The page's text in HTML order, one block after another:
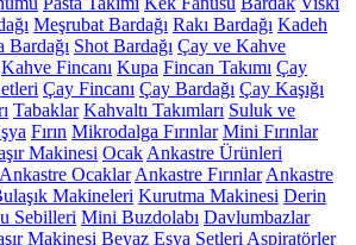
Meşrubat Bardağı Rakı Bardağı Kadeh
Bardağı Shot Bardağı Çay ve Kahve
Kahve Fincanı Kupa Fincan Takımı Çay
Çay Fincanı Çay Bardağı Çay Kaşığı
Tabaklar Kahvaltı Takımları Suluk ve
Fırın Mikrodalga Fırınlar Mini Fırınlar
Makinesi Ocak Ankastre Ürünleri
Ankastre Ocaklar Ankastre Fırınlar Ankastre
Makineleri Kurutma Makinesi Derin
Sebilleri Mini Buzdolabı Davlumbazlar
Makinesi Beyaz Eşya Setleri Aspiratörler